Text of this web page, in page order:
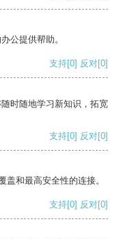
公提供帮助。
支持[0] 反对[0]
时随地学习新知识，拓宽
支持[0] 反对[0]
和最高安全性的连接。
支持[0] 反对[0]